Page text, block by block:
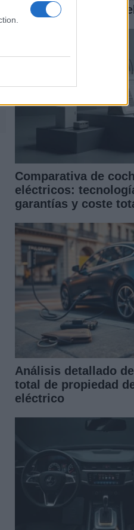
garantía en coches
Comparativa de
eléctricos:
garantías y coste
Análisis detallado
total de propiedad
eléctrico